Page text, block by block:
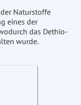
Naturstoffe
eines der
das Dethio-
wurde.